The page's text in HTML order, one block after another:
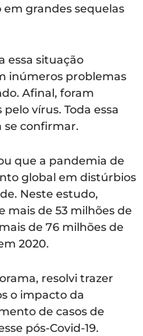
grandes sequelas
essa situação
inúmeros problemas
Afinal, foram
vírus. Toda essa
se confirmar.
que a pandemia de
global em distúrbios
Neste estudo,
mais de 53 milhões de
de 76 milhões de
2020.
resolvi trazer
o impacto da
de casos de
pós-Covid-19.